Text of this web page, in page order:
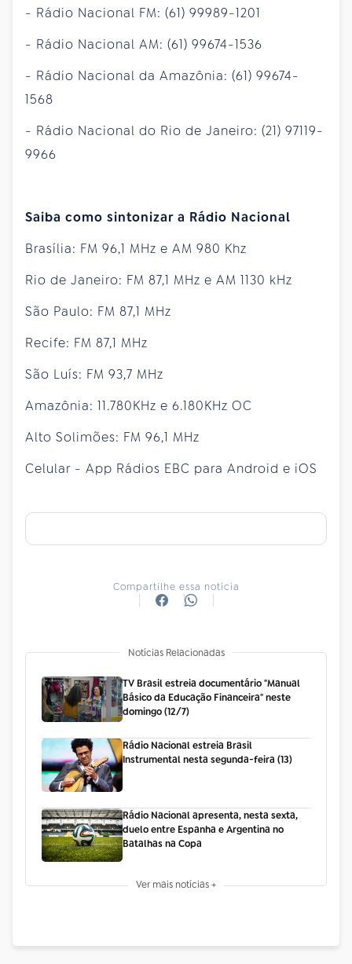
- Rádio Nacional FM: (61) 99989-1201
- Rádio Nacional AM: (61) 99674-1536
- Rádio Nacional da Amazônia: (61) 99674-
1568
- Rádio Nacional do Rio de Janeiro: (21) 97119-
9966
Saiba como sintonizar a Rádio Nacional
Brasília: FM 96,1 MHz e AM 980 Khz
Rio de Janeiro: FM 87,1 MHz e AM 1130 kHz
São Paulo: FM 87,1 MHz
Recife: FM 87,1 MHz
São Luís: FM 93,7 MHz
Amazônia: 11.780KHz e 6.180KHz OC
Alto Solimões: FM 96,1 MHz
Celular - App Rádios EBC para Android e iOS
Compartilhe essa notícia
Notícias Relacionadas
TV Brasil estreia documentário "Manual
Básico da Educação Financeira" neste
domingo (12/7)
Rádio Nacional estreia Brasil
Instrumental nesta segunda-feira (13)
Rádio Nacional apresenta, nesta sexta,
duelo entre Espanha e Argentina no
Batalhas na Copa
Ver mais notícias +